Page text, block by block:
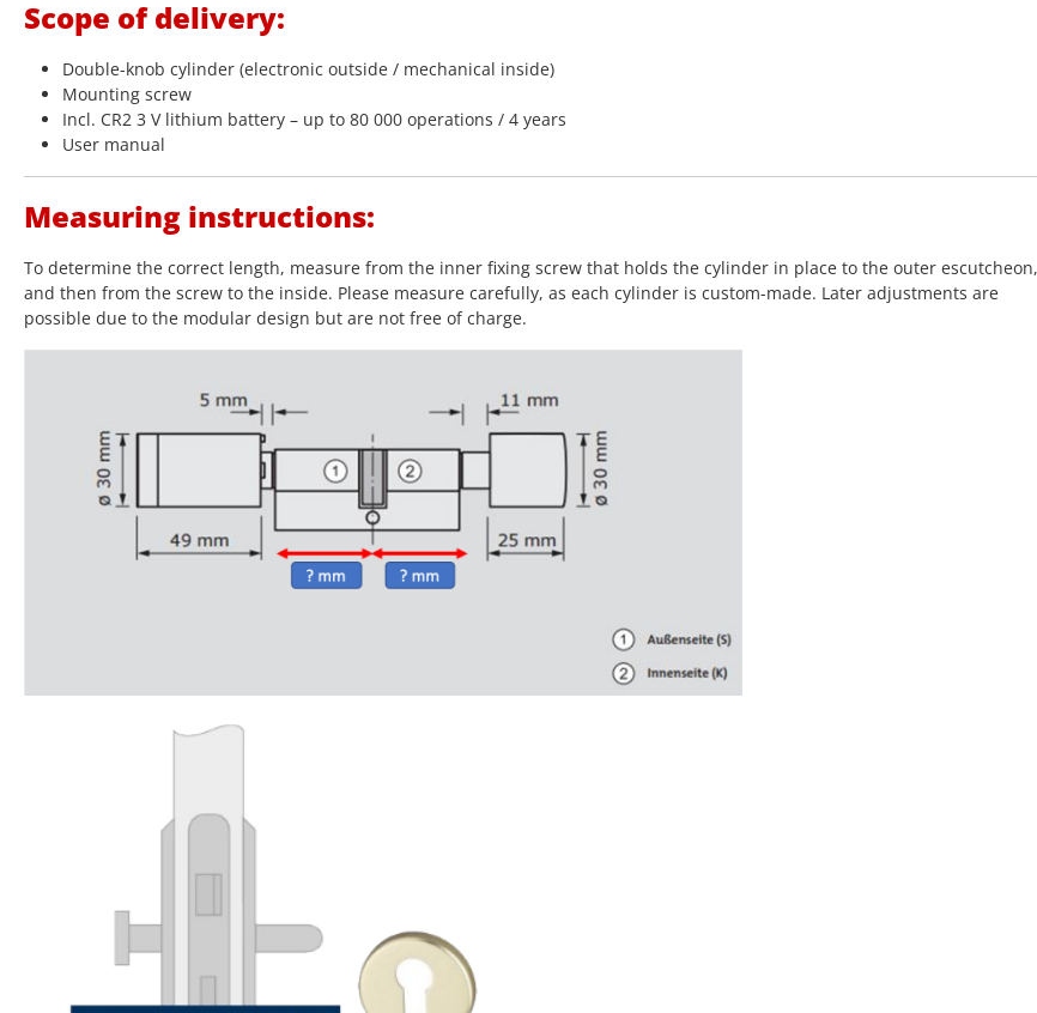
Scope of delivery:
Double-knob cylinder (electronic outside / mechanical inside)
Mounting screw
Incl. CR2 3 V lithium battery – up to 80 000 operations / 4 years
User manual
Measuring instructions:
To determine the correct length, measure from the inner fixing screw that holds the cylinder in place to the outer escutcheon,
and then from the screw to the inside. Please measure carefully, as each cylinder is custom-made. Later adjustments are
possible due to the modular design but are not free of charge.